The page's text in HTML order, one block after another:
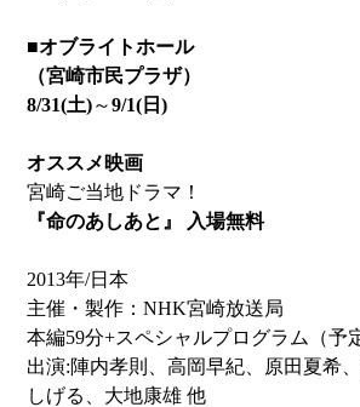
■オブライトホール
（宮崎市民プラザ）
8/31(土)～9/1(日)
オススメ映画
宮崎ご当地ドラマ！
『命のあしあと』 入場無料
2013年/日本
主催・製作：NHK宮崎放送局
本編59分+スペシャルプログラム（予
出演:陣内孝則、高岡早紀、原田夏希
しげる、大地康雄 他